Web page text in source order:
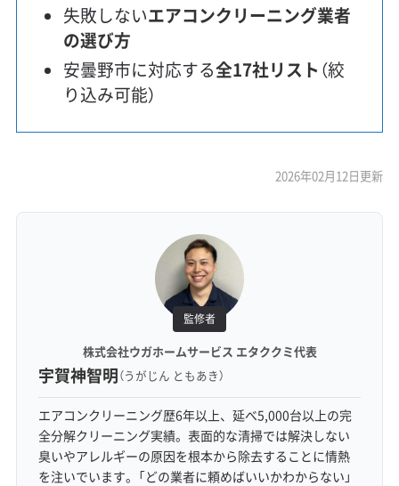
失敗しないエアコンクリーニング業者
の選び方
安曇野市に対応する全17社リスト （絞
り込み可能）
2026年02月12日更新
監修者
株式会社ウガホームサービス エタククミ代表
宇賀神智明（うがじん ともあき）
エアコンクリーニング歴6年以上、延べ5,000台以上の完
全分解クリーニング実績。表面的な清掃では解決しない
臭いやアレルギーの原因を根本から除去することに情熱
を注いでいます。「どの業者に頼めばいいかわからない」